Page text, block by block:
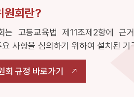
원회란?
는 고등교육법 제11조제2항에 근
사항을 심의하기 위하여 설치된 기
회 규정 바로가기